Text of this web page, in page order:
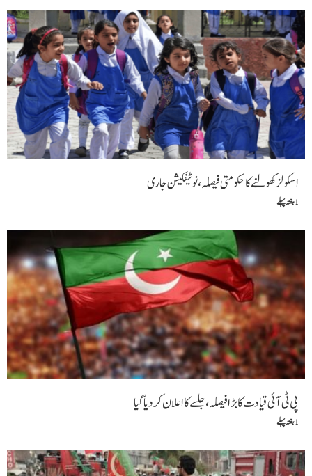
اسکولز کھولنے کا حکومتی فیصلہ، نوٹیفکیشن جاری
1 ہفتہ پہلے
پی ٹی آئی قیادت کا بڑا فیصلہ،جلسے کا اعلان کر دیا گیا
1 ہفتہ پہلے